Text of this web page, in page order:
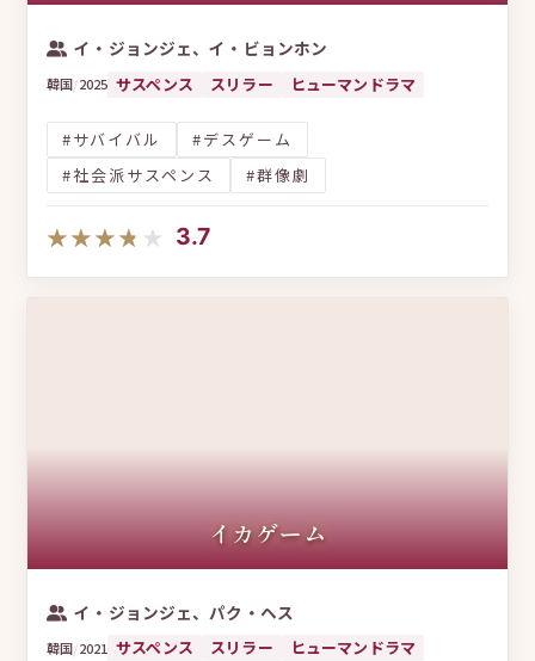
年の差ロマンス
一人二役
スポーツ・競技
マクチャン
ウォーマンス
デスゲーム
料理・グルメ
豪華カメオ
男装ヒロイン
氷×太陽カップル
ポリティカルサスペンス
エクソシスト
非正規社員
BL
アイドル×一般人
密室劇
天才子役
日タイ合作
イ・ジョンジェ、イ・ビョンホン
韓国/2025 サスペンス スリラー ヒューマンドラマ
#サバイバル
#デスゲーム
#社会派サスペンス
#群像劇
★★★★★
★★★★★ 3.7
イカゲーム
イ・ジョンジェ、パク・ヘス
韓国/2021 サスペンス スリラー ヒューマンドラマ